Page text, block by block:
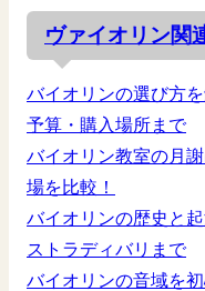
ヴァイオリン関
バイオリンの選び方
予算・購入場所まで
バイオリン教室の月
場を比較！
バイオリンの歴史と
ストラディバリまで
バイオリンの音域を